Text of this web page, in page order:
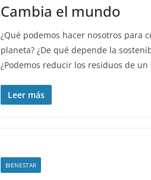
Cambia el mundo
¿Qué podemos hacer nosotros para
planeta? ¿De qué depende la
¿Podemos reducir los residuos de un
Leer más
BIENESTAR